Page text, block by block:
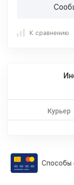
К сравнению
Курьер
Способы